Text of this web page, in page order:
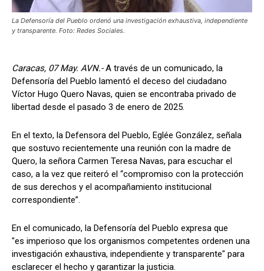
La Defensoría del Pueblo ordenó una investigación exhaustiva, independiente
y transparente. Foto: Redes Sociales.
Caracas, 07 May. AVN.-A través de un comunicado, la
Defensoría del Pueblo lamentó el deceso del ciudadano
Víctor Hugo Quero Navas, quien se encontraba privado de
libertad desde el pasado 3 de enero de 2025.
En el texto, la Defensora del Pueblo, Eglée González, señala
que sostuvo recientemente una reunión con la madre de
Quero, la señora Carmen Teresa Navas, para escuchar el
caso, a la vez que reiteró el “compromiso con la protección
de sus derechos y el acompañamiento institucional
correspondiente”.
En el comunicado, la Defensoría del Pueblo expresa que
"es imperioso que los organismos competentes ordenen una
investigación exhaustiva, independiente y transparente" para
esclarecer el hecho y garantizar la justicia.